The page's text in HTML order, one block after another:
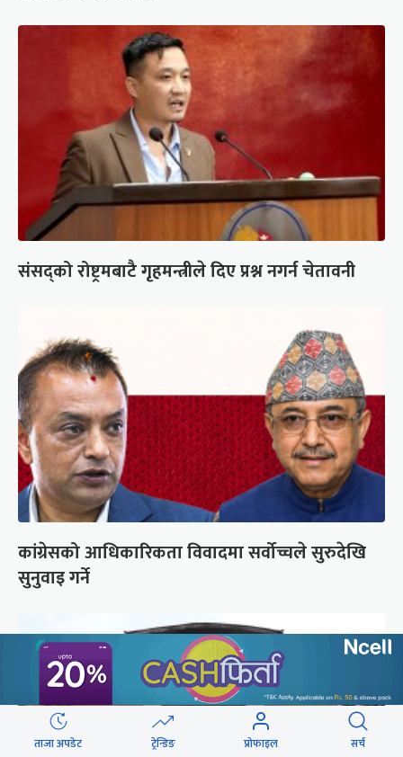
संसद्को रोष्ट्रमबाटै गृहमन्त्रीले दिए प्रश्न नगर्न चेतावनी
कांग्रेसको आधिकारिकता विवादमा सर्वोच्चले सुरुदेखि
सुनुवाइ गर्ने
ताजा अपडेट ट्रेन्डिङ प्रोफाइल सर्च